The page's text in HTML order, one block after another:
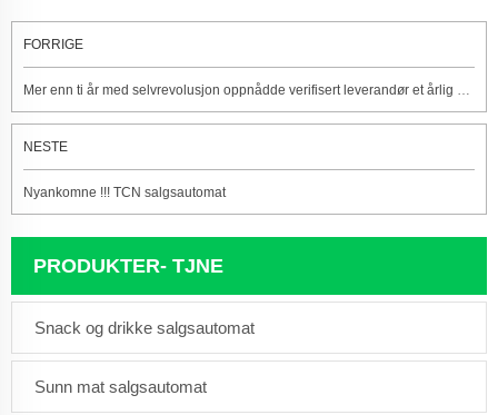
FORRIGE
Mer enn ti år med selvrevolusjon oppnådde verifisert leverandør et årlig salg på 600 millioner
NESTE
Nyankomne !!! TCN salgsautomat
PRODUKTER- TJNE
Snack og drikke salgsautomat
Sunn mat salgsautomat